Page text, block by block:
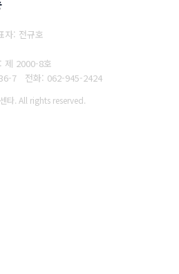
자: 전규호
제 2000-8호
7 전화: 062-945-2424
타. All rights reserved.